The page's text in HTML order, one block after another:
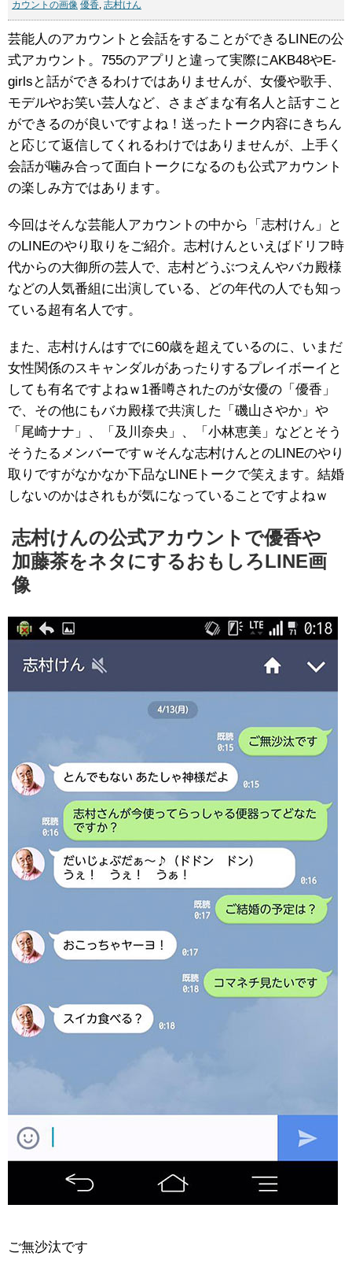
カウントの画像 優香, 志村けん
芸能人のアカウントと会話をすることができるLINEの公
式アカウント。755のアプリと違って実際にAKB48やE-
girlsと話ができるわけではありませんが、女優や歌手、
モデルやお笑い芸人など、さまざまな有名人と話すこと
ができるのが良いですよね！送ったトーク内容にきちん
と応じて返信してくれるわけではありませんが、上手く
会話が噛み合って面白トークになるのも公式アカウント
の楽しみ方ではあります。
今回はそんな芸能人アカウントの中から「志村けん」と
のLINEのやり取りをご紹介。志村けんといえばドリフ時
代からの大御所の芸人で、志村どうぶつえんやバカ殿様
などの人気番組に出演している、どの年代の人でも知っ
ている超有名人です。
また、志村けんはすでに60歳を超えているのに、いまだ
女性関係のスキャンダルがあったりするプレイボーイと
しても有名ですよねｗ1番噂されたのが女優の「優香」
で、その他にもバカ殿様で共演した「磯山さやか」や
「尾崎ナナ」、「及川奈央」、「小林恵美」などとそう
そうたるメンバーですｗそんな志村けんとのLINEのやり
取りですがなかなか下品なLINEトークで笑えます。結婚
しないのかはされもが気になっていることですよねｗ
志村けんの公式アカウントで優香や
加藤茶をネタにするおもしろLINE画
像
ご無沙汰です